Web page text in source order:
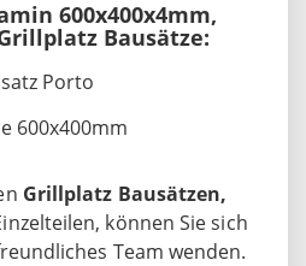
600x400x4mm,
Bausätze:
Porto
600x400mm
Grillplatz Bausätzen,
können Sie sich
Team wenden.